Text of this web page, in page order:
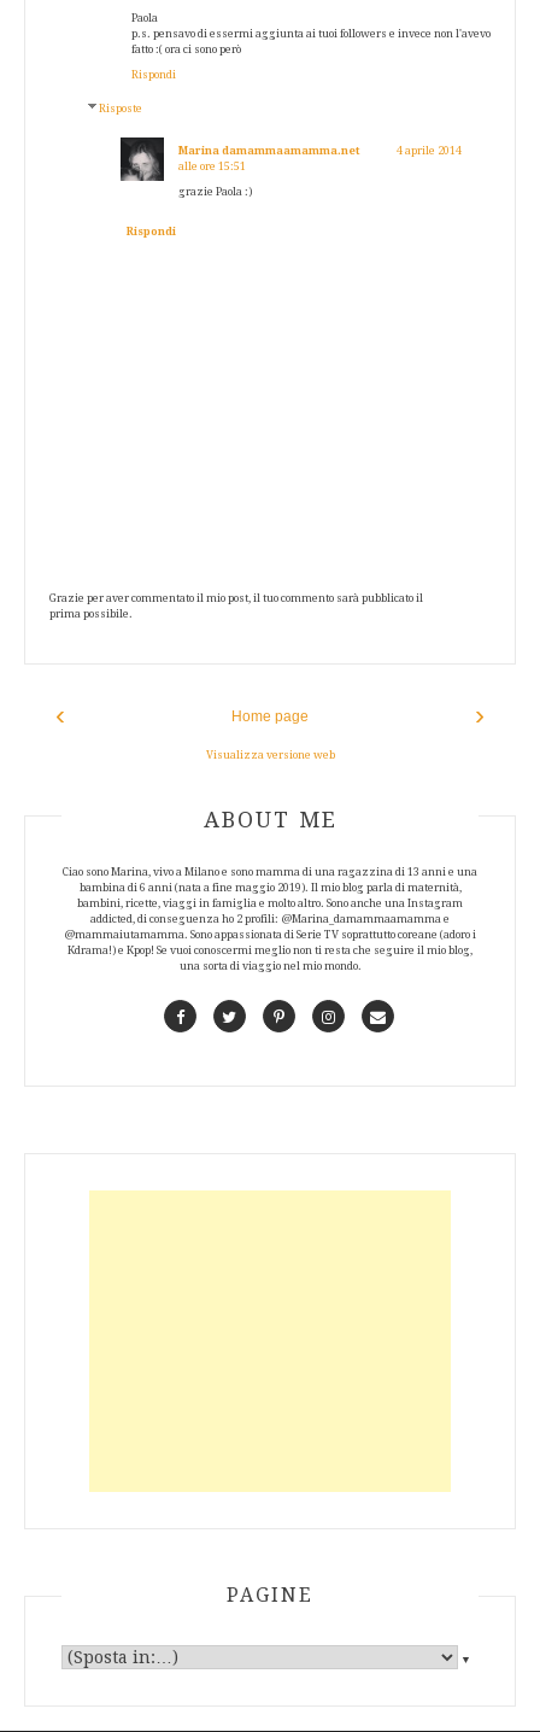
Paola
p.s. pensavo di essermi aggiunta ai tuoi followers e invece non l'avevo
fatto :( ora ci sono però
Rispondi
Risposte
Marina damammaamamma.net
4 aprile 2014
alle ore 15:51
grazie Paola :)
Rispondi
Grazie per aver commentato il mio post, il tuo commento sarà pubblicato il
prima possibile.
‹ ›
Home page
Visualizza versione web
ABOUT AUTHOR
ABOUT ME
Ciao sono Marina, vivo a Milano e sono mamma di una ragazzina di 13 anni e una
bambina di 6 anni (nata a fine maggio 2019). Il mio blog parla di maternità,
bambini, ricette, viaggi in famiglia e molto altro. Sono anche una Instagram
addicted, di conseguenza ho 2 profili: @Marina_damammaamamma e
@mammaiutamamma. Sono appassionata di Serie TV soprattutto coreane (adoro i
Kdrama!) e Kpop! Se vuoi conoscermi meglio non ti resta che seguire il mio blog,
una sorta di viaggio nel mio mondo.
FacebookTwitterPinterestInstagramContact
PAGINE
▼